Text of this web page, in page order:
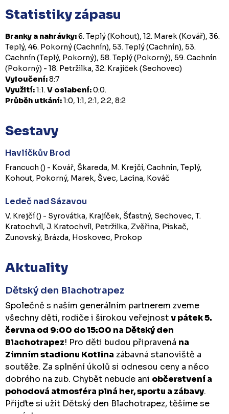
Statistiky zápasu
Branky a nahrávky:6. Teplý (Kohout), 12. Marek (Kovář), 36.
Teplý, 46. Pokorný (Cachnín), 53. Teplý (Cachnín), 53.
Cachnín (Teplý, Pokorný), 58. Teplý (Pokorný), 59. Cachnín
(Pokorný) - 18. Petržilka, 32. Krajíček (Sechovec)
Vyloučení:8:7
Využití:1:1.V oslabení:0:0.
Průběh utkání:1:0, 1:1, 2:1, 2:2, 8:2
Sestavy
Havlíčkův Brod
Francuch () - Kovář, Škareda, M. Krejčí, Cachnín, Teplý,
Kohout, Pokorný, Marek, Švec, Lacina, Kováč
Ledeč nad Sázavou
V. Krejčí () - Syrovátka, Krajíček, Šťastný, Sechovec, T.
Kratochvíl, J. Kratochvíl, Petržilka, Zvěřina, Piskač,
Zunovský, Brázda, Hoskovec, Prokop
Aktuality
Dětský den Blachotrapez
Společně s naším generálním partnerem zveme
všechny děti, rodiče i širokou veřejnostv pátek 5.
června od 9:00 do 15:00 na Dětský den
Blachotrapez! Pro děti budou připravená na
Zimním stadionu Kotlina zábavná stanoviště a
soutěže. Za splnění úkolů si odnesou ceny a něco
dobrého na zub. Chybět nebude ani občerstvení a
pohodová atmosféra plná her, sportu a zábavy.
Přijďte si užít Dětský den Blachotrapez, těšíme se